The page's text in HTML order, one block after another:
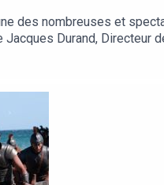
des nombreuses et
Durand, Directeur
IMAX, un score
projet : Alexis Audren.